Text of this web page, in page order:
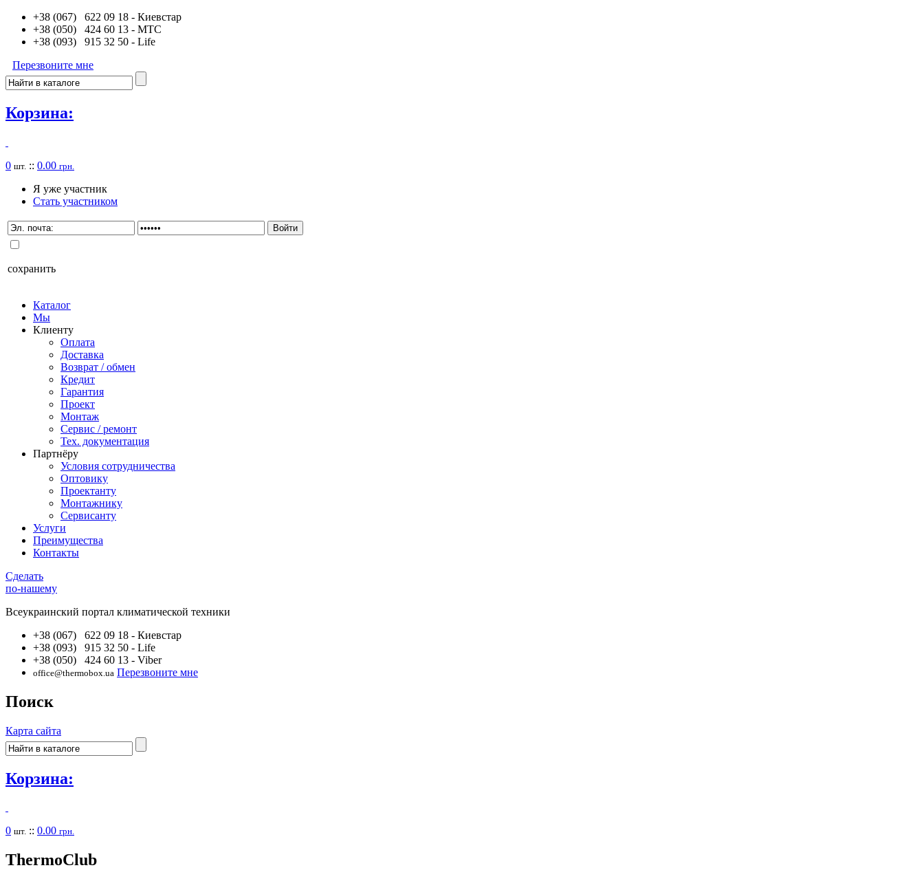
+38 (067) 622 09 18 - Киевстар
+38 (050) 424 60 13 - MTC
+38 (093) 915 32 50 - Life
Перезвоните мне
Корзина:
0 шт. :: 0.00 грн.
Я уже участник
Стать участником
сохранить
Каталог
Мы
Клиенту
Оплата
Доставка
Возврат / обмен
Кредит
Гарантия
Проект
Монтаж
Сервис / ремонт
Тех. документация
Партнёру
Условия сотрудничества
Оптовику
Проектанту
Монтажнику
Сервисанту
Услуги
Преимущества
Контакты
Сделать
по-нашему
Всеукраинский портал климатической техники
+38 (067) 622 09 18 - Киевстар
+38 (093) 915 32 50 - Life
+38 (050) 424 60 13 - Viber
office@thermobox.ua Перезвоните мне
Поиск
Карта сайта
Корзина:
0 шт. :: 0.00 грн.
ThermoClub